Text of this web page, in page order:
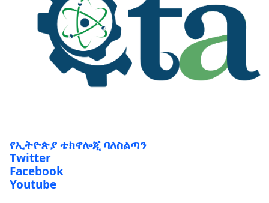
የኢትዮጵያ ቴክኖሎጂ ባለስልጣን
Twitter
Facebook
Youtube